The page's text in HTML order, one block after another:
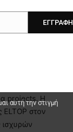
h.p.l
πάντοτε
διεύρυνσή
projects. Η
ELTOP στον
ισχυρών
ΕΓΓΡΑΦΉ
αυτή την στιγμή